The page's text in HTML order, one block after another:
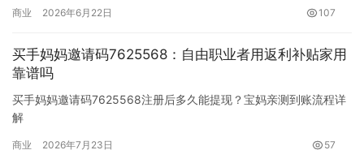
APP，说是买东西不仅能领隐藏优惠券，还能拿到返利。这东西到
买手妈妈邀请码”穷鬼套餐”…
商业 2026年6月22日 107
买手妈妈邀请码7625568：自由职业者用返利补贴家用
靠谱吗
买手妈妈邀请码7625568注册后多久能提现？宝妈亲测到账流程详
解
周期。简单来说：你当月产生的佣金，在次月25号统一结算到你的
商业 2026年7月23日 57